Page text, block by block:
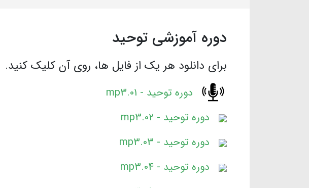
دوره آموزشی توحید
برای دانلود هر یک از فایل ها، روی آن کلیک کنید.
دوره توحید - 01.mp3
دوره توحید - 02.mp3
دوره توحید - 03.mp3
دوره توحید - 04.mp3